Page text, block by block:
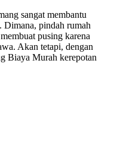
sangat membantu
Dimana, pindah rumah
pusing karena
Akan tetapi, dengan
Biaya Murah kerepotan